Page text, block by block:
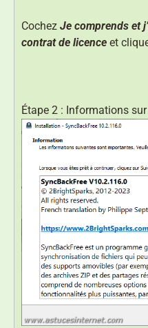
Cochez Je comprends et
contrat de licence et
Étape 2 : Informations